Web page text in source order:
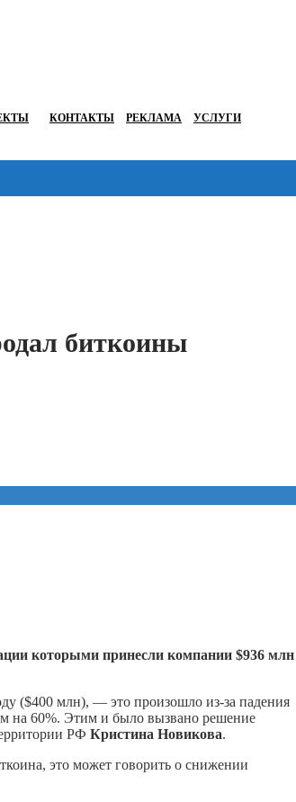
КОНТАКТЫ РЕКЛАМА УСЛУГИ
биткоины
которыми принесли компании $936 млн
($400 млн), — это произошло из-за падения
на 60%. Этим и было вызвано решение
РФ Кристина Новикова.
это может говорить о снижении